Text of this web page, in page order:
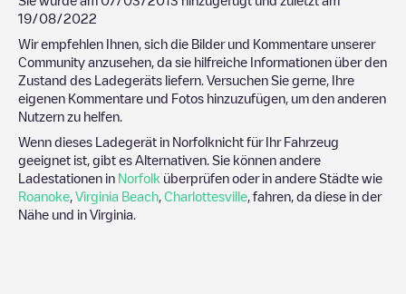
19/08/2022
Wir empfehlen Ihnen, sich die Bilder und Kommentare unserer
Community anzusehen, da sie hilfreiche Informationen über den
Zustand des Ladegeräts liefern. Versuchen Sie gerne, Ihre
eigenen Kommentare und Fotos hinzuzufügen, um den anderen
Nutzern zu helfen.
Wenn dieses Ladegerät in Norfolknicht für Ihr Fahrzeug
geeignet ist, gibt es Alternativen. Sie können andere
Ladestationen in Norfolk überprüfen oder in andere Städte wie
Roanoke Virginia Beach Charlottesville , fahren, da diese in der
Nähe und in Virginia